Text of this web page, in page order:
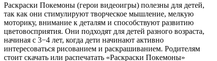
Раскраски Покемоны (герои видеоигры) полезны для детей,
так как они стимулируют творческое мышление, мелкую
моторику, внимание к деталям и способствуют развитию
цветовосприятия. Они подходят для детей разного возраста,
начиная с 3−4 лет, когда дети начинают активно
интересоваться рисованием и раскрашиванием. Родителям
стоит скачать или распечатать «Раскраски Покемоны»